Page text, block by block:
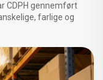
CDPH gennemført
farlige og